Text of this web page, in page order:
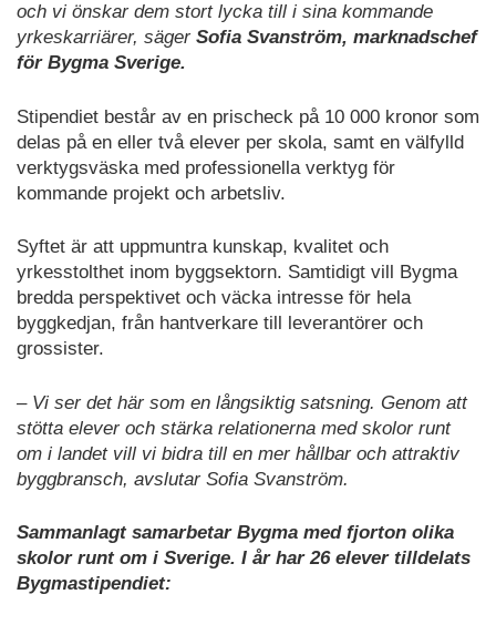
och vi önskar dem stort lycka till i sina kommande
yrkeskarriärer, säger Sofia Svanström, marknadschef
för Bygma Sverige.
Stipendiet består av en prischeck på 10 000 kronor som
delas på en eller två elever per skola, samt en välfylld
verktygsväska med professionella verktyg för
kommande projekt och arbetsliv.
Syftet är att uppmuntra kunskap, kvalitet och
yrkesstolthet inom byggsektorn. Samtidigt vill Bygma
bredda perspektivet och väcka intresse för hela
byggkedjan, från hantverkare till leverantörer och
grossister.
– Vi ser det här som en långsiktig satsning. Genom att
stötta elever och stärka relationerna med skolor runt
om i landet vill vi bidra till en mer hållbar och attraktiv
byggbransch, avslutar Sofia Svanström.
Sammanlagt samarbetar Bygma med fjorton olika
skolor runt om i Sverige. I år har 26 elever tilldelats
Bygmastipendiet: